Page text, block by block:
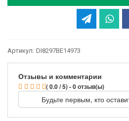
Артикул: DI8297BE14973
Отзывы и комментарии
( 0.0 / 5) - 0 отзыв(ы)
Будьте первым, кто